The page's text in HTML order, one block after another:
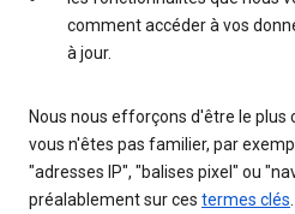
comment accéder à vos
à jour.
Nous nous efforçons d'être le plus
vous n'êtes pas familier, par
"adresses IP", "balises pixel" ou
préalablement sur ces termes clés